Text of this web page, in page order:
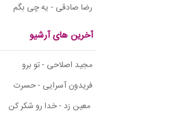
رضا صادقی - یه چی بگم
آخرین های آرشیو
مجید اصلاحی - تو برو
فریدون آسرایی - حسرت
معین زد - خدا رو شکر کن